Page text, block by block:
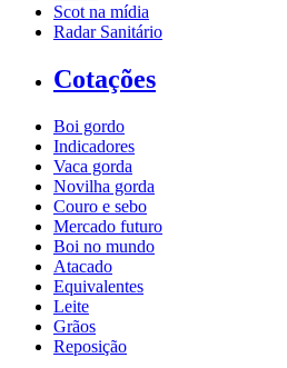
Scot na mídia
Radar Sanitário
Cotações
Boi gordo
Indicadores
Vaca gorda
Novilha gorda
Couro e sebo
Mercado futuro
Boi no mundo
Atacado
Equivalentes
Leite
Grãos
Reposição